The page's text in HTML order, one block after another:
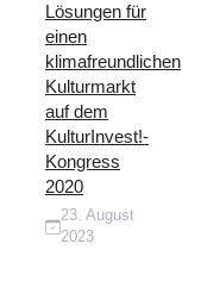
Lösungen für
einen
klimafreundlichen
Kulturmarkt
auf dem
KulturInvest!-
Kongress
2020
23. August
2023